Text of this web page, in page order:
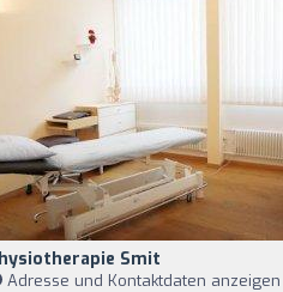
Smit
Adresse und Kontaktdaten anzeigen